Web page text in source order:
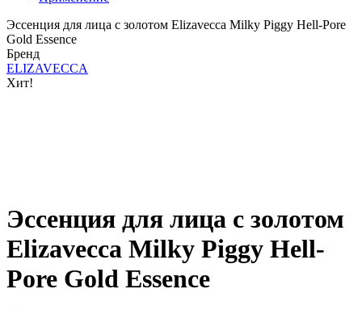
Эссенция для лица с золотом Elizavecca Milky Piggy Hell-Pore
Gold Essence
Бренд
ELIZAVECCA
Хит!
Эссенция для лица с золотом
Elizavecca Milky Piggy Hell-
Pore Gold Essence